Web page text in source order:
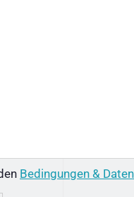
Bedingungen &